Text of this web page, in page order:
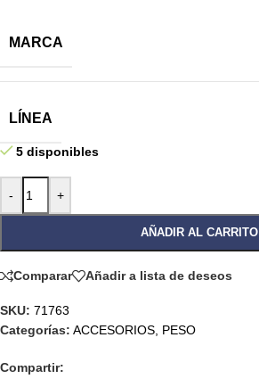
MARCA
LÍNEA
5 disponibles
- +
AÑADIR AL CARRITO
Comparar Añadir a lista de deseos
SKU: 71763
Categorías: ACCESORIOS PESO
Compartir: